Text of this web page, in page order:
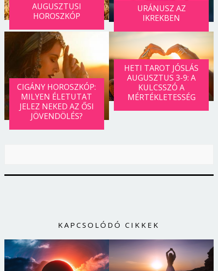
AUGUSZTUSI
HOROSZKÓP
URÁNUSZ AZ
IKREKBEN
CIGÁNY HOROSZKÓP:
MILYEN ÉLETUTAT
JELEZ NEKED AZ ŐSI
JÖVENDÖLÉS?
HETI TAROT JÓSLÁS
AUGUSZTUS 3-9: A
KULCSSZÓ A
MÉRTÉKLETESSÉG
KAPCSOLÓDÓ CIKKEK